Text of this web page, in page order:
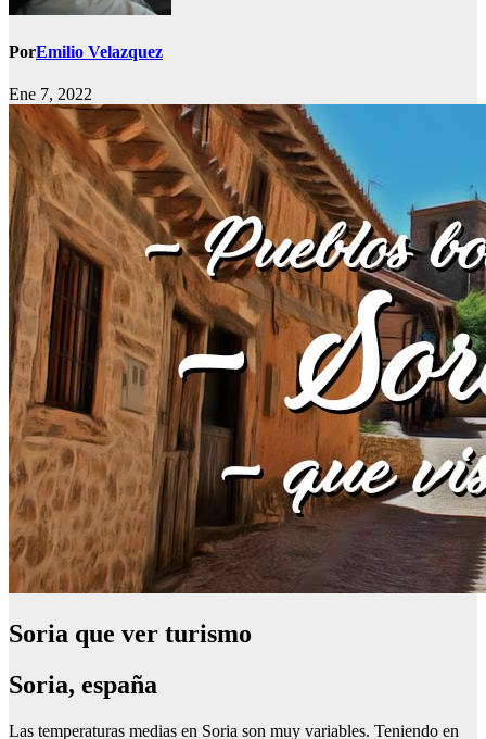
PorEmilio Velazquez
Ene 7, 2022
Soria que ver turismo
Soria, españa
Las temperaturas medias en Soria son muy variables. Teniendo en